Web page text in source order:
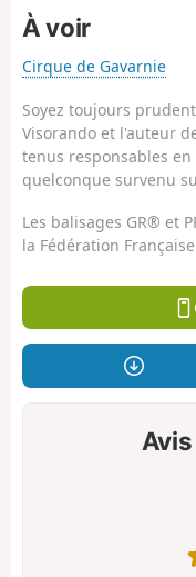
À voir
Cirque de Gavarnie
Soyez toujours
Visorando et l'auteur
tenus responsables
quelconque survenu
Les balisages GR® et
la Fédération